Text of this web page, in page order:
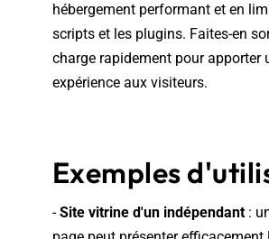
hébergement performant et en
scripts et les plugins. Faites-en
charge rapidement pour apporter
expérience aux visiteurs.
Exemples
-Site vitrine d'un indépendant: